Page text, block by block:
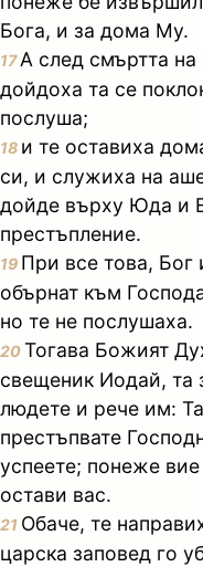
Бога, и за дома Му.
17А след смъртта
дойдоха та се
послуша;
18 и те оставиха
си, и служиха на
дойде върху Юда и
престъпление.
19 При все това, Бог
обърнат към
но те не послушаха.
20Тогава Божият
свещеник Иодай, та
людете и рече им:
престъпвате
успеете; понеже
остави вас.
21 Обаче, те
царска заповед го